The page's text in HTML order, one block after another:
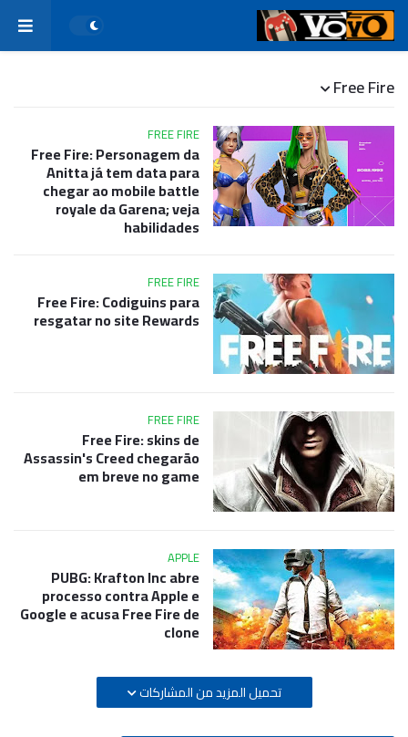
Free Fire
FREE FIRE
Free Fire: Personagem da
Anitta já tem data para
chegar ao mobile battle
royale da Garena; veja
habilidades
FREE FIRE
Free Fire: Codiguins para
resgatar no site Rewards
FREE FIRE
Free Fire: skins de
Assassin's Creed chegarão
em breve no game
APPLE
PUBG: Krafton Inc abre
processo contra Apple e
Google e acusa Free Fire de
clone
تحميل المزيد من المشاركات